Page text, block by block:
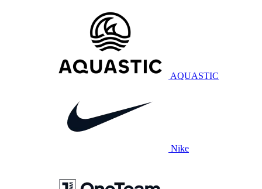
AQUASTIC
Nike